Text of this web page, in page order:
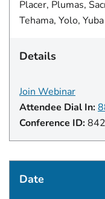
Placer, Plumas,
Tehama, Yolo, Yuba
Details
Join Webinar
Attendee Dial In:
Conference ID:
Date